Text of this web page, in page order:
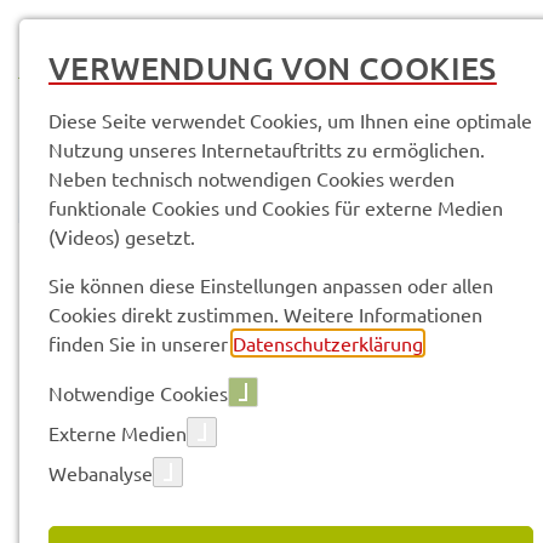
Vorle­sen
Bürger­infor­ma­
ti­ons­ver­an­stal­
VERWENDUNG VON COOKIES
Diese Seite verwendet Cookies, um Ihnen eine optimale
Nutzung unseres Internetauftritts zu ermöglichen.
Neben technisch notwendigen Cookies werden
funktionale Cookies und Cookies für externe Medien
(Videos) gesetzt.
Sie können diese Einstellungen anpassen oder allen
Cookies direkt zustimmen. Weitere Informationen
finden Sie in unserer Datenschutzerklärung
Notwendige Cookies
Externe Medien
Webanalyse